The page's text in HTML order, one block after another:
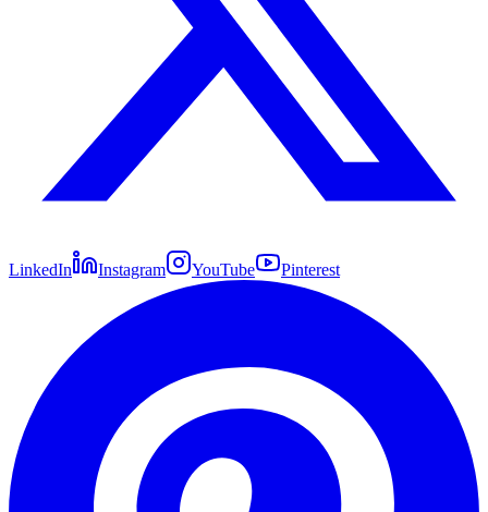
LinkedIn Instagram YouTube Pinterest